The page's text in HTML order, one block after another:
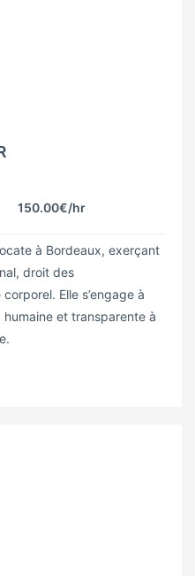
150.00€/hr
à Bordeaux, exerçant
droit des
Elle s’engage à
et transparente à